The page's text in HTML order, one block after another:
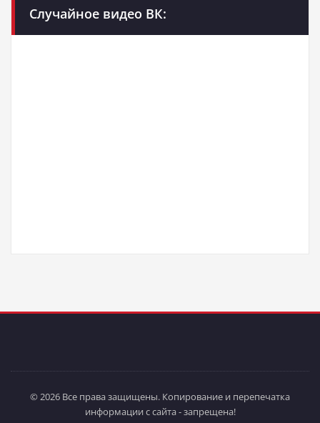
Случайное видео ВК:
© 2026 Все права защищены. Копирование и перепечатка
информации с сайта - запрещена!